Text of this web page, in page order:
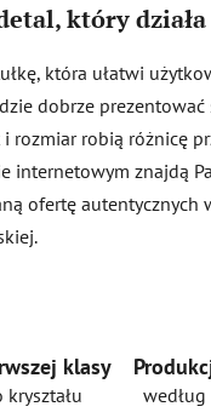
który działa
która ułatwi
dobrze prezentować
i rozmiar robią różnicę
internetowym znajdą
ofertę autentycznych
klasy
kryształu